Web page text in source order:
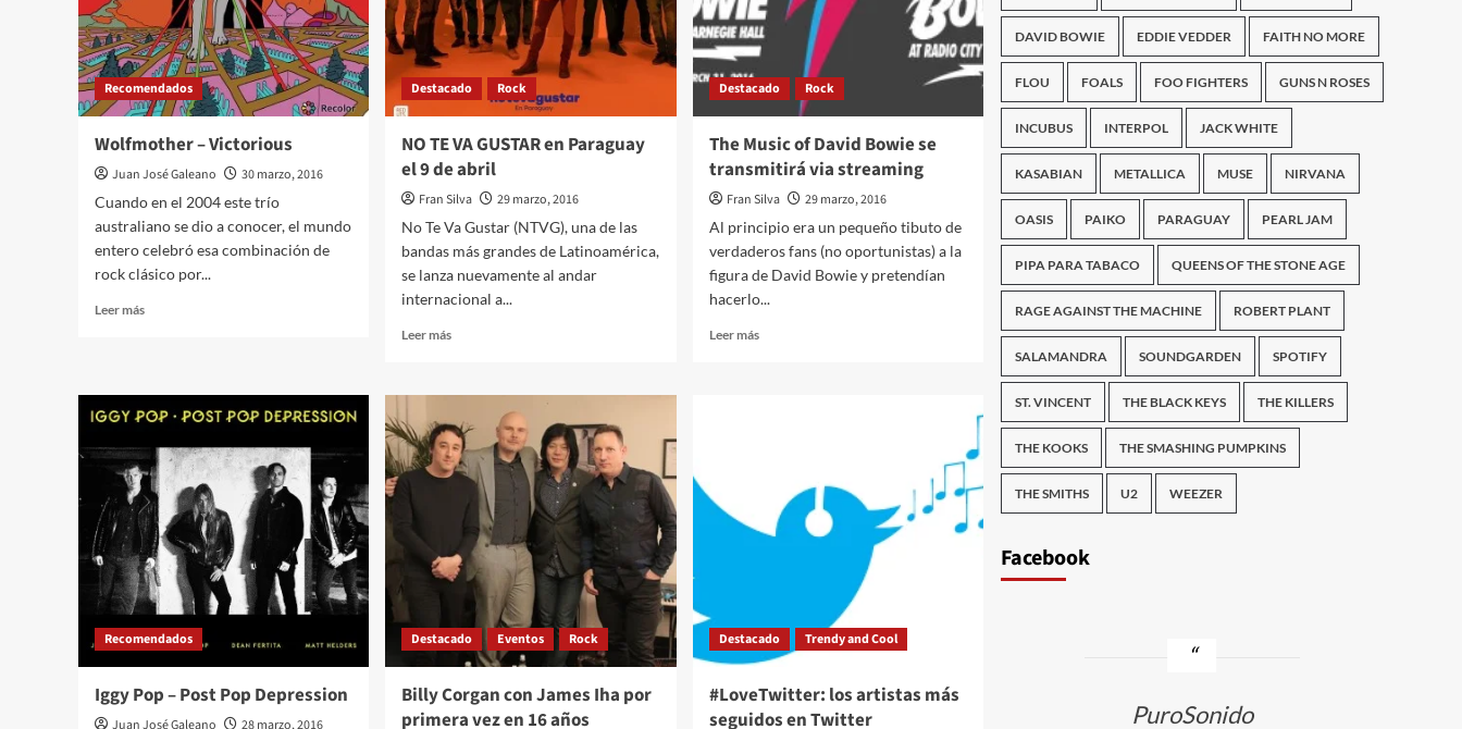
Recomendados
Wolfmother – Victorious
Juan José Galeano
30 marzo, 2016
Cuando en el 2004 este trío
australiano se dio a conocer, el mundo
entero celebró esa combinación de
rock clásico por...
Leer másLeer
Victorious
Destacado Rock
NO TE VA GUSTAR en Paraguay
el 9 de abril
Fran Silva
29 marzo, 2016
No Te Va Gustar (NTVG), una de las
bandas más grandes de Latinoamérica,
se lanza nuevamente al andar
internacional a...
Leer másLeer
NO
VA
GUSTAR
en
Paraguay
de
abril
Destacado Rock
The Music of David Bowie se
transmitirá via streaming
Fran Silva
29 marzo, 2016
Al principio era un pequeño tibuto de
verdaderos fans (no oportunistas) a la
figura de David Bowie y pretendían
hacerlo...
Leer másLeer
transmitirá
via
Recomendados
Iggy Pop – Post Pop Depression
Juan José Galeano
28 marzo, 2016
Destacado Eventos Rock
Billy Corgan con James Iha por
primera vez en 16 años
Destacado Trendy and Cool
#LoveTwitter: los artistas más
seguidos en Twitter
DAVID BOWIE EDDIE VEDDER FAITH NO MORE
FLOU FOALS FOO FIGHTERS GUNS N ROSES
INCUBUS INTERPOL JACK WHITE
KASABIAN METALLICA MUSE NIRVANA
OASIS PAIKO PARAGUAY PEARL JAM
PIPA PARA TABACO QUEENS OF THE STONE AGE
RAGE AGAINST THE MACHINE ROBERT PLANT
SALAMANDRA SOUNDGARDEN SPOTIFY
ST. VINCENT THE BLACK KEYS THE KILLERS
THE KOOKS THE SMASHING PUMPKINS
THE SMITHS U2 WEEZER
Facebook
PuroSonido